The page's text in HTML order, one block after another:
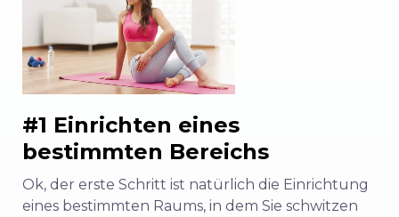
#1 Einrichten eines
bestimmten Bereichs
Ok, der erste Schritt ist natürlich die Einrichtung
eines bestimmten Raums, in dem Sie schwitzen